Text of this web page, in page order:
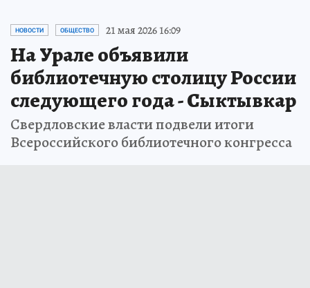
НОВОСТИ ОБЩЕСТВО 21 мая 2026 16:09
На Урале объявили
библиотечную столицу России
следующего года - Сыктывкар
Свердловские власти подвели итоги
Всероссийского библиотечного конгресса